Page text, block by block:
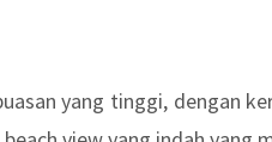
yang tinggi, dengan